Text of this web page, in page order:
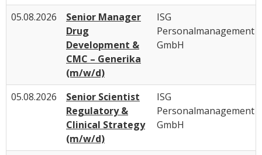
05.08.2026
Senior Manager
Drug
Development &
CMC – Generika
(m/w/d)
ISG
Personalmanagement
GmbH
05.08.2026
Senior Scientist
Regulatory &
Clinical Strategy
(m/w/d)
ISG
Personalmanagement
GmbH